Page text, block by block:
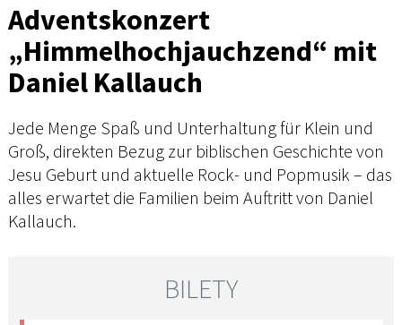
Adventskonzert
„Himmelhochjauchzend“ mit
Daniel Kallauch
Jede Menge Spaß und Unterhaltung für Klein und
Groß, direkten Bezug zur biblischen Geschichte von
Jesu Geburt und aktuelle Rock- und Popmusik – das
alles erwartet die Familien beim Auftritt von Daniel
Kallauch.